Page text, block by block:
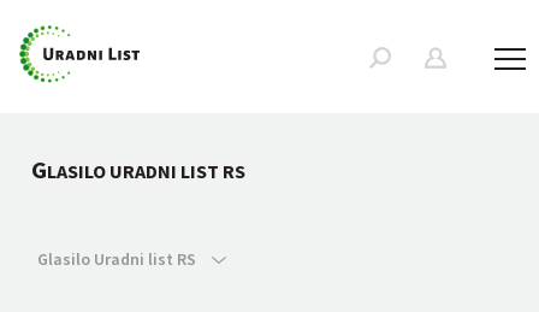
GLASILO URADNI LIST RS
Glasilo Uradni list RS